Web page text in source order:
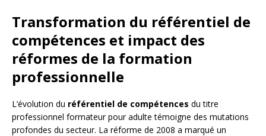
Transformation du référentiel de
compétences et impact des
réformes de la formation
professionnelle
L’évolution du référentiel de compétences du titre
professionnel formateur pour adulte témoigne des mutations
profondes du secteur. La réforme de 2008 a marqué un